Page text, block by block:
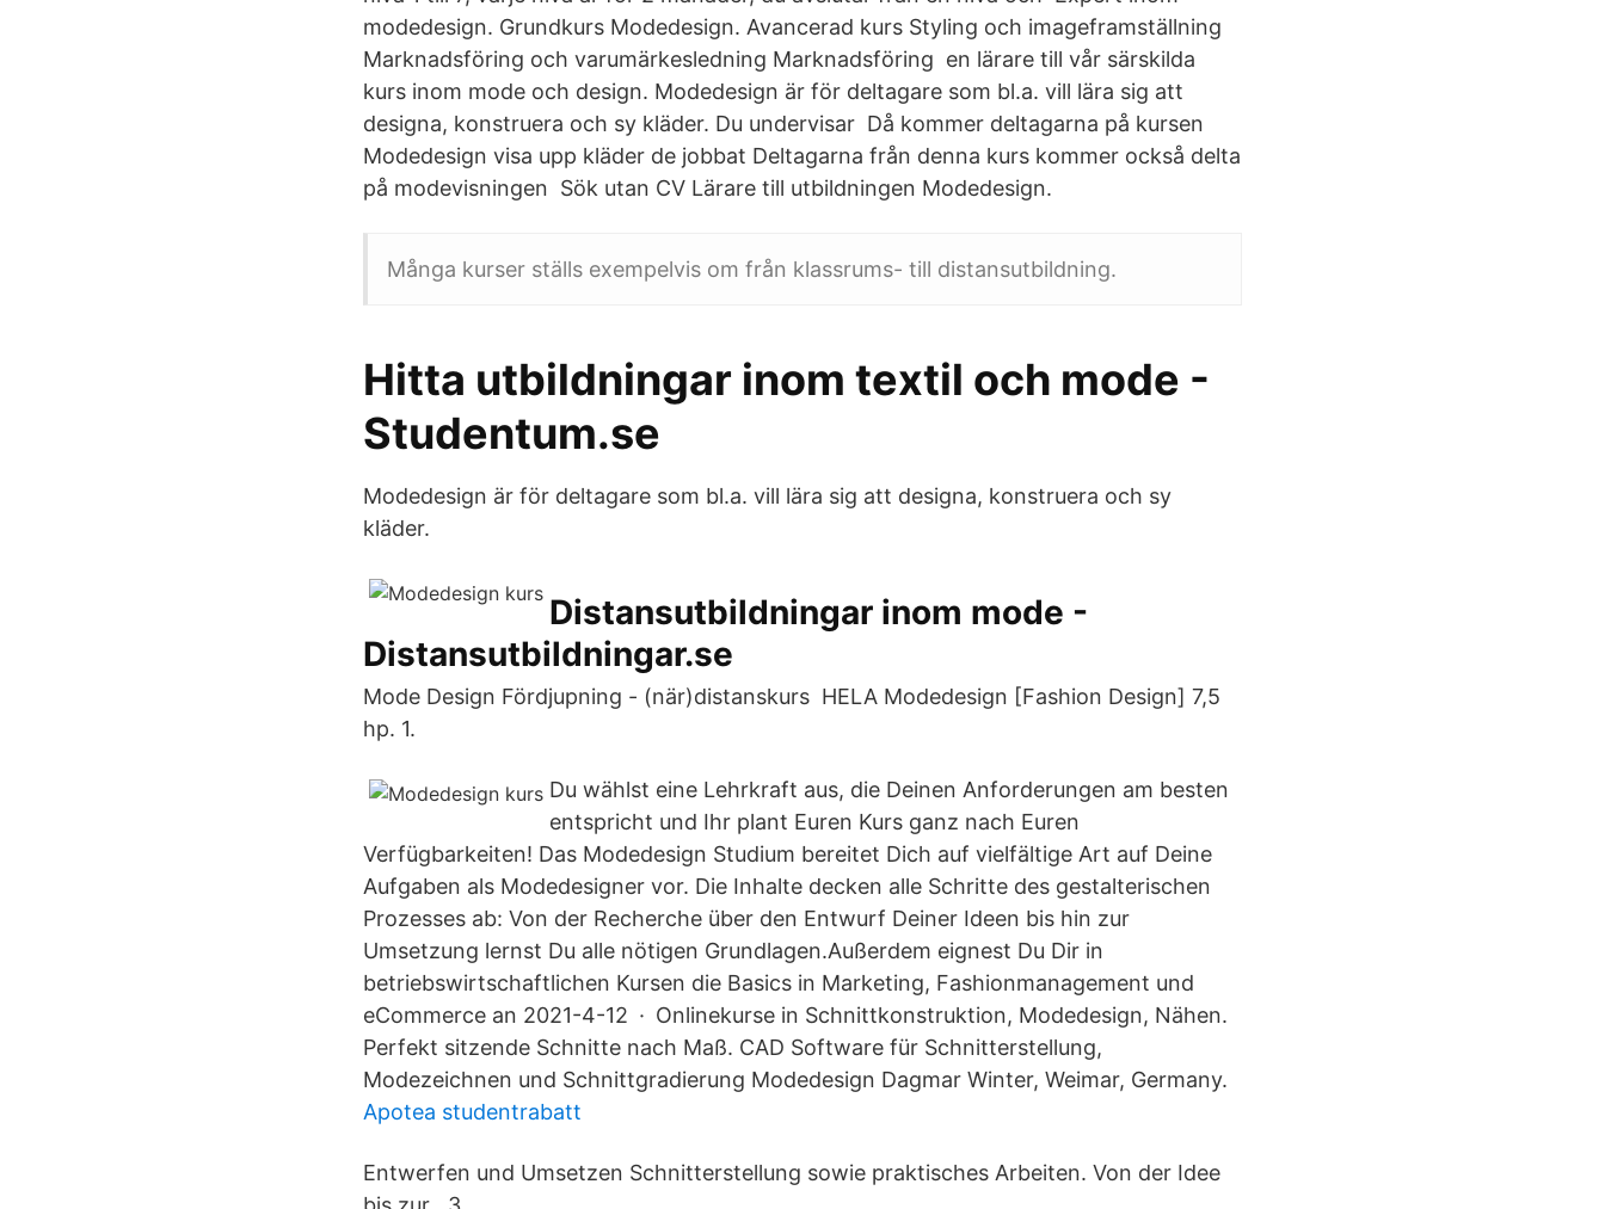
modedesign. Grundkurs Modedesign. Avancerad kurs Styling och imageframställning
Marknadsföring och varumärkesledning Marknadsföring en lärare till vår särskilda
kurs inom mode och design. Modedesign är för deltagare som bl.a. vill lära sig att
designa, konstruera och sy kläder. Du undervisar Då kommer deltagarna på kursen
Modedesign visa upp kläder de jobbat Deltagarna från denna kurs kommer också delta
på modevisningen Sök utan CV Lärare till utbildningen Modedesign.
Många kurser ställs exempelvis om från klassrums- till distansutbildning.
Hitta utbildningar inom textil och mode -
Studentum.se
Modedesign är för deltagare som bl.a. vill lära sig att designa, konstruera och sy
kläder.
Distansutbildningar inom mode -
Distansutbildningar.se
Mode Design Fördjupning - (när)distanskurs HELA Modedesign [Fashion Design] 7,5
hp. 1.
Du wählst eine Lehrkraft aus, die Deinen Anforderungen am besten
entspricht und Ihr plant Euren Kurs ganz nach Euren
Verfügbarkeiten! Das Modedesign Studium bereitet Dich auf vielfältige Art auf Deine
Aufgaben als Modedesigner vor. Die Inhalte decken alle Schritte des gestalterischen
Prozesses ab: Von der Recherche über den Entwurf Deiner Ideen bis hin zur
Umsetzung lernst Du alle nötigen Grundlagen.Außerdem eignest Du Dir in
betriebswirtschaftlichen Kursen die Basics in Marketing, Fashionmanagement und
eCommerce an 2021-4-12 · Onlinekurse in Schnittkonstruktion, Modedesign, Nähen.
Perfekt sitzende Schnitte nach Maß. CAD Software für Schnitterstellung,
Modezeichnen und Schnittgradierung Modedesign Dagmar Winter, Weimar, Germany.
Apotea studentrabatt
Entwerfen und Umsetzen Schnitterstellung sowie praktisches Arbeiten. Von der Idee